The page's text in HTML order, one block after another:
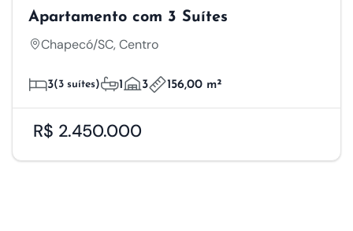
Apartamento com 3 Suítes
Chapecó/SC, Centro
3(3 suítes) 1 3 156,00 m²
R$ 2.450.000